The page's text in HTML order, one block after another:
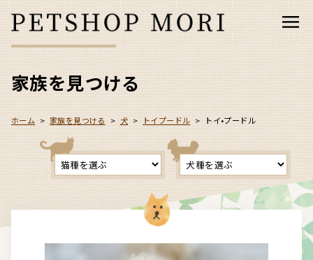
家族を見つける
ホーム >家族を見つける > 犬 > トイプードル > トイ•プードル